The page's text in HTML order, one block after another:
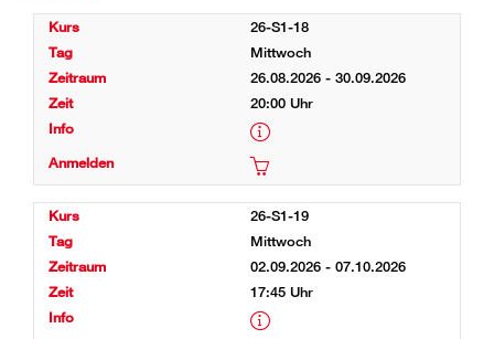
26-S1-18
Mittwoch
26.08.2026 - 30.09.2026
20:00 Uhr
26-S1-19
Mittwoch
02.09.2026 - 07.10.2026
17:45 Uhr